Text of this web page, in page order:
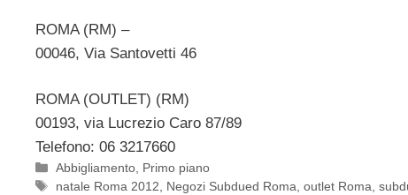
ROMA (RM) –
00046, Via Santovetti 46
ROMA (OUTLET) (RM)
00193, via Lucrezio Caro 87/89
Telefono: 06 3217660
Categorie
Abbigliamento Primo piano
Tag
natale Roma 2012 Negozi Subdued Roma ,outlet Roma ,